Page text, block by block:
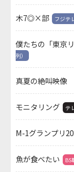
木7◎×部 フジテ
僕たちの「東京
列）
真夏の絶叫映像
モニタリング テ
M-1グランプリ
魚が食べたい BS